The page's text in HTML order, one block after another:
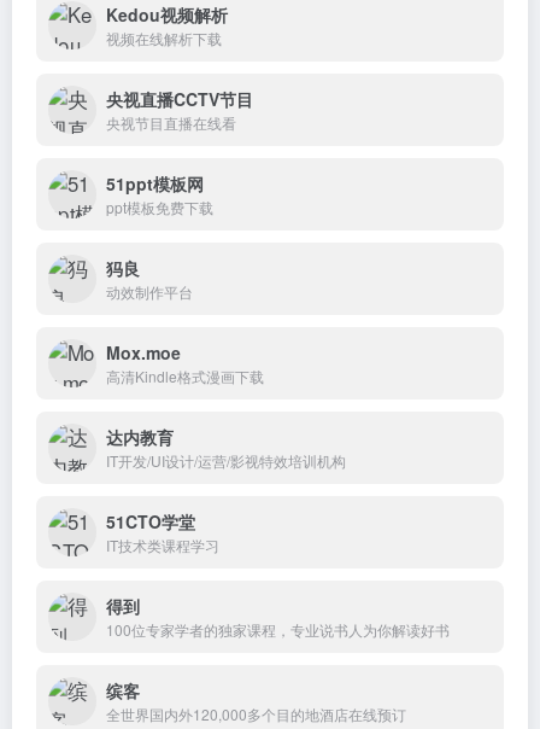
Kedou视频解析
视频在线解析下载
央视直播CCTV节目
央视节目直播在线看
51ppt模板网
ppt模板免费下载
犸良
动效制作平台
Mox.moe
高清Kindle格式漫画下载
达内教育
IT开发/UI设计/运营/影视特效培训机构
51CTO学堂
IT技术类课程学习
得到
100位专家学者的独家课程，专业说书人为你解读好书
缤客
全世界国内外120,000多个目的地酒店在线预订